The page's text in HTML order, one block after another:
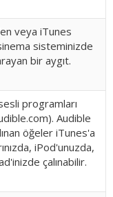
veya iTunes
sisteminizde
bir aygıt.
programları
Audible
öğeler iTunes'a
iPod'unuzda,
çalınabilir.